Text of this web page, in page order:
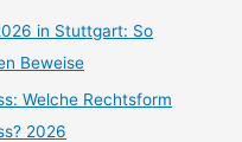
in Stuttgart: So
Beweise
Welche Rechtsform
2026